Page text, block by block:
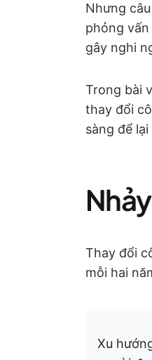
Nhưng
phỏng
gây nghi
Trong bài
thay đổi
sàng để
Thay đổi
mỗi hai
Xu